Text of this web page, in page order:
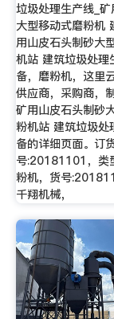
垃圾处理生产线_
大型移动式磨粉机
用山皮石头制砂大
机站 建筑垃圾处理
备，磨粉机，这里
供应商，采购商，
矿用山皮石头制砂
粉机站 建筑垃圾处
备的详细页面。订
号:20181101，类
粉机，货号
千翔机械，